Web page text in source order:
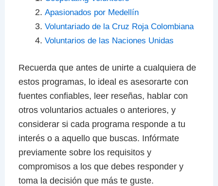
Apasionados por Medellín
Voluntariado de la Cruz Roja Colombiana
Voluntarios de las Naciones Unidas
Recuerda que antes de unirte a cualquiera de
estos programas, lo ideal es asesorarte con
fuentes confiables, leer reseñas, hablar con
otros voluntarios actuales o anteriores, y
considerar si cada programa responde a tu
interés o a aquello que buscas. Infórmate
previamente sobre los requisitos y
compromisos a los que debes responder y
toma la decisión que más te guste.